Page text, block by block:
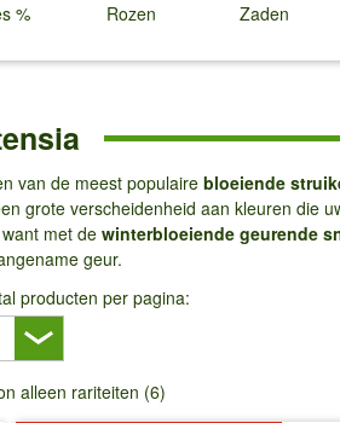
% Rozen
↓
Zaden
↓
van de meest populaire bloeiende
grote verscheidenheid aan kleuren die
met de winterbloeiende geurende
geur.
producten per pagina:
alleen rariteiten (6)